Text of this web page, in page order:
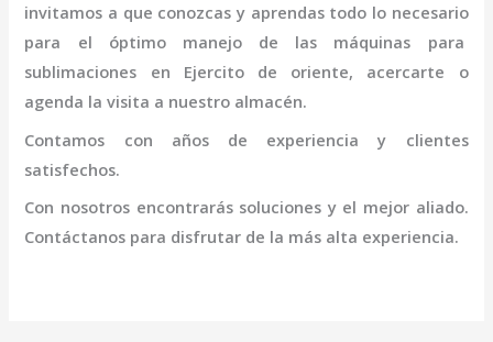
invitamos a que conozcas y aprendas todo lo necesario
para el óptimo manejo de las máquinas para
sublimaciones en Ejercito de oriente, acercarte o
agenda la visita a nuestro almacén.
Contamos con años de experiencia y clientes
satisfechos.
Con nosotros encontrarás soluciones y el mejor aliado.
Contáctanos para disfrutar de la más alta experiencia.